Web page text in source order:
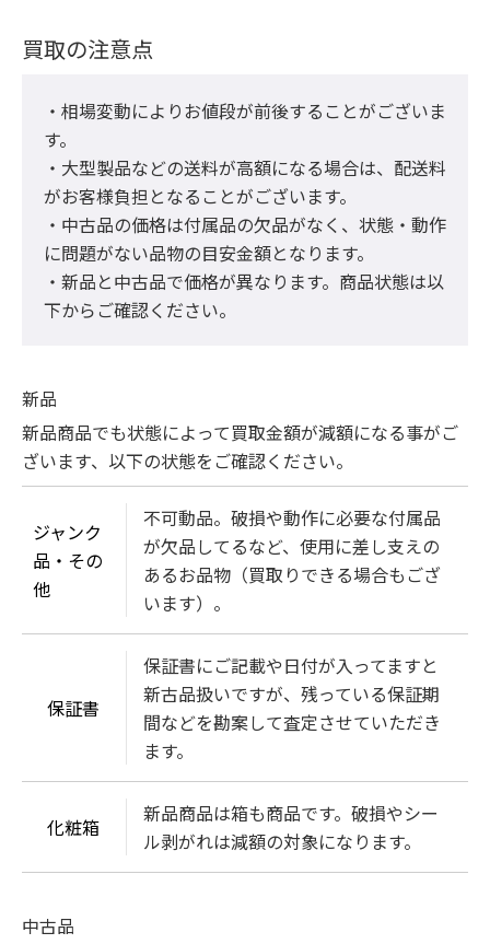
買取の注意点
・相場変動によりお値段が前後することがございま
す。
・大型製品などの送料が高額になる場合は、配送料
がお客様負担となることがございます。
・中古品の価格は付属品の欠品がなく、状態・動作
に問題がない品物の目安金額となります。
・新品と中古品で価格が異なります。商品状態は以
下からご確認ください。
新品
新品商品でも状態によって買取金額が減額になる事がご
ざいます、以下の状態をご確認ください。
ジャンク
品・その
他
不可動品。破損や動作に必要な付属品
が欠品してるなど、使用に差し支えの
あるお品物（買取りできる場合もござ
います）。
保証書
保証書にご記載や日付が入ってますと
新古品扱いですが、残っている保証期
間などを勘案して査定させていただき
ます。
化粧箱
新品商品は箱も商品です。破損やシー
ル剥がれは減額の対象になります。
中古品